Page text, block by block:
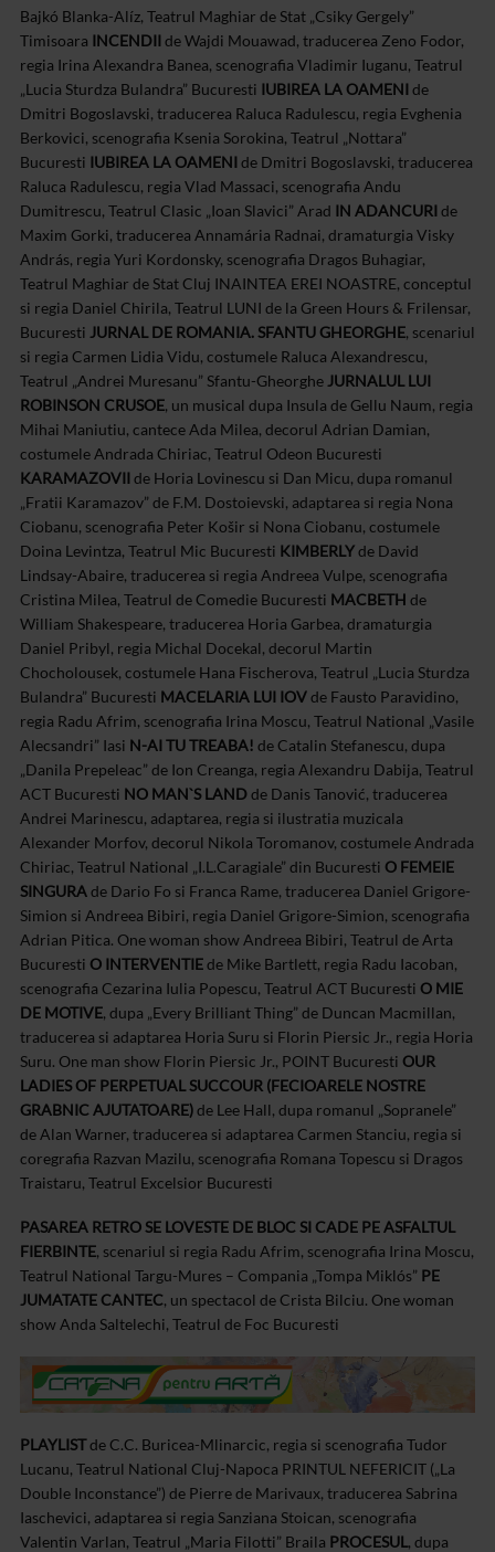
Bajkó Blanka-Alíz, Teatrul Maghiar de Stat „Csiky Gergely”
Timisoara INCENDIIde Wajdi Mouawad, traducerea Zeno Fodor,
regia Irina Alexandra Banea, scenografia Vladimir Iuganu, Teatrul
„Lucia Sturdza Bulandra” Bucuresti IUBIREA LA OAMENIde
Dmitri Bogoslavski, traducerea Raluca Radulescu, regia Evghenia
Berkovici, scenografia Ksenia Sorokina, Teatrul „Nottara”
Bucuresti IUBIREA LA OAMENIde Dmitri Bogoslavski, traducerea
Raluca Radulescu, regia Vlad Massaci, scenografia Andu
Dumitrescu, Teatrul Clasic „Ioan Slavici” Arad IN ADANCURIde
Maxim Gorki, traducerea Annamária Radnai, dramaturgia Visky
András, regia Yuri Kordonsky, scenografia Dragos Buhagiar,
Teatrul Maghiar de Stat Cluj INAINTEA EREI NOASTRE, conceptul
si regia Daniel Chirila, Teatrul LUNI de la Green Hours & Frilensar,
Bucuresti JURNAL DE ROMANIA. SFANTU GHEORGHE, scenariul
si regia Carmen Lidia Vidu, costumele Raluca Alexandrescu,
Teatrul „Andrei Muresanu” Sfantu-Gheorghe JURNALUL LUI
ROBINSON CRUSOE, un musical dupa Insula de Gellu Naum, regia
Mihai Maniutiu, cantece Ada Milea, decorul Adrian Damian,
costumele Andrada Chiriac, Teatrul Odeon Bucuresti
KARAMAZOVIIde Horia Lovinescu si Dan Micu, dupa romanul
„Fratii Karamazov” de F.M. Dostoievski, adaptarea si regia Nona
Ciobanu, scenografia Peter Košir si Nona Ciobanu, costumele
Doina Levintza, Teatrul Mic Bucuresti KIMBERLYde David
Lindsay-Abaire, traducerea si regia Andreea Vulpe, scenografia
Cristina Milea, Teatrul de Comedie Bucuresti MACBETH de
William Shakespeare, traducerea Horia Garbea, dramaturgia
Daniel Pribyl, regia Michal Docekal, decorul Martin
Chocholousek, costumele Hana Fischerova, Teatrul „Lucia Sturdza
Bulandra” Bucuresti MACELARIA LUI IOVde Fausto Paravidino,
regia Radu Afrim, scenografia Irina Moscu, Teatrul National „Vasile
Alecsandri” Iasi N-AI TU TREABA! de Catalin Stefanescu, dupa
„Danila Prepeleac” de Ion Creanga, regia Alexandru Dabija, Teatrul
ACT Bucuresti NO MAN`S LANDde Danis Tanović, traducerea
Andrei Marinescu, adaptarea, regia si ilustratia muzicala
Alexander Morfov, decorul Nikola Toromanov, costumele Andrada
Chiriac, Teatrul National „I.L.Caragiale” din Bucuresti O FEMEIE
SINGURAde Dario Fo si Franca Rame, traducerea Daniel Grigore-
Simion si Andreea Bibiri, regia Daniel Grigore-Simion, scenografia
Adrian Pitica. One woman show Andreea Bibiri, Teatrul de Arta
Bucuresti O INTERVENTIEde Mike Bartlett, regia Radu Iacoban,
scenografia Cezarina Iulia Popescu, Teatrul ACT Bucuresti O MIE
DE MOTIVE, dupa „Every Brilliant Thing” de Duncan Macmillan,
traducerea si adaptarea Horia Suru si Florin Piersic Jr., regia Horia
Suru. One man show Florin Piersic Jr., POINT Bucuresti OUR
LADIES OF PERPETUAL SUCCOUR (FECIOARELE NOSTRE
GRABNIC AJUTATOARE)de Lee Hall, dupa romanul „Sopranele”
de Alan Warner, traducerea si adaptarea Carmen Stanciu, regia si
coregrafia Razvan Mazilu, scenografia Romana Topescu si Dragos
Traistaru, Teatrul Excelsior Bucuresti
PASAREA RETRO SE LOVESTE DE BLOC SI CADE PE ASFALTUL
FIERBINTE, scenariul si regia Radu Afrim, scenografia Irina Moscu,
Teatrul National Targu-Mures – Compania „Tompa Miklós” PE
JUMATATE CANTEC, un spectacol de Crista Bilciu. One woman
show Anda Saltelechi, Teatrul de Foc Bucuresti
PLAYLISTde C.C. Buricea-Mlinarcic, regia si scenografia Tudor
Lucanu, Teatrul National Cluj-Napoca PRINTUL NEFERICIT („La
Double Inconstance”) de Pierre de Marivaux, traducerea Sabrina
Iaschevici, adaptarea si regia Sanziana Stoican, scenografia
Valentin Varlan, Teatrul „Maria Filotti” Braila PROCESUL, dupa